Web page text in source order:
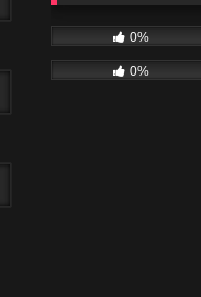
0%
0%